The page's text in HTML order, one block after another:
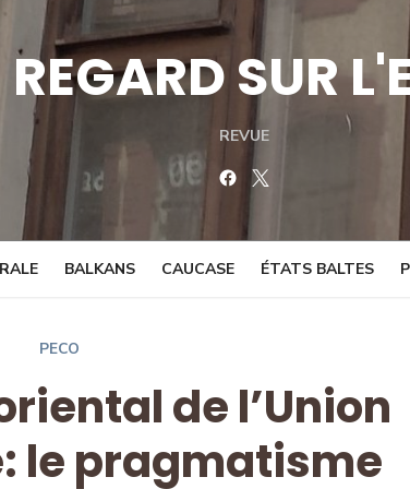
REGARD SUR
REVUE
Facebook
BALKANS CAUCASE ÉTATS BALTES
PECO
de l’Union
le pragmatisme